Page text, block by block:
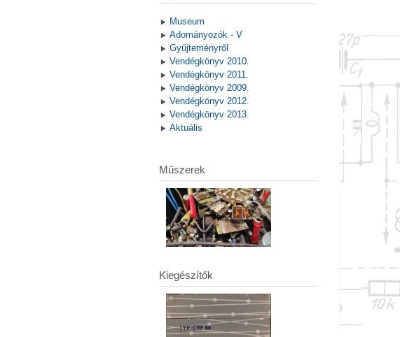
Museum
Adományozók - V
Gyűjteményről
Vendégkönyv 2010.
Vendégkönyv 2011.
Vendégkönyv 2009.
Vendégkönyv 2012.
Vendégkönyv 2013.
Aktuális
Műszerek
Kiegészítők